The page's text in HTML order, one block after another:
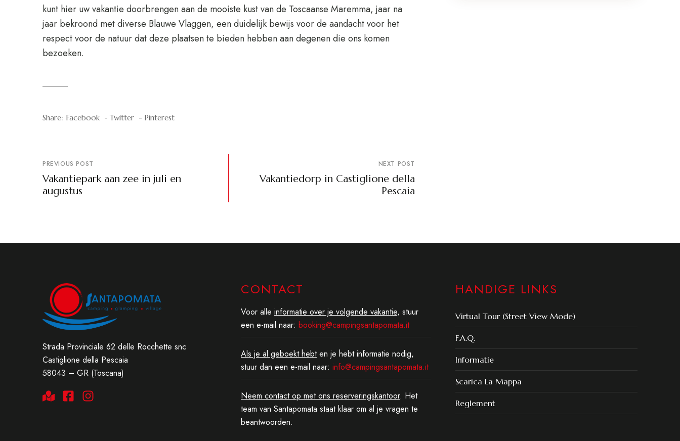
kunt hier uw vakantie doorbrengen aan de mooiste kust van de Toscaanse Maremma, jaar na
jaar bekroond met diverse Blauwe Vlaggen, een duidelijk bewijs voor de aandacht voor het
respect voor de natuur dat deze plaatsen te bieden hebben aan degenen die ons komen
bezoeken.
Share: Facebook Twitter Pinterest
PREVIOUS POST
Vakantiepark aan zee in juli en
augustus
NEXT POST
Vakantiedorp in Castiglione della
Pescaia
Strada Provinciale 62 delle Rocchette snc
Castiglione della Pescaia
58043 – GR (Toscana)
CONTACT
Voor alle informatie over je volgende vakantie, stuur
een e-mail naar: booking@campingsantapomata.it
Als je al geboekt hebten je hebt informatie nodig,
stuur dan een e-mail naar: info@campingsantapomata.it
Neem contact op met ons reserveringskantoor. Het
team van Santapomata staat klaar om al je vragen te
beantwoorden.
HANDIGE LINKS
Virtual Tour (Street View Mode)
F.A.Q.
Informatie
Scarica La Mappa
Reglement